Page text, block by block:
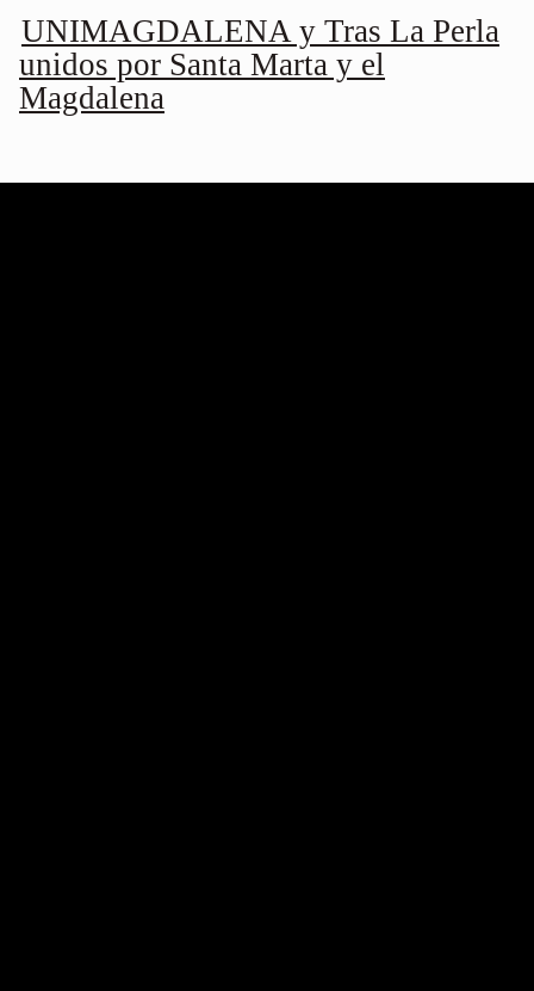
UNIMAGDALENA y Tras La Perla
unidos por Santa Marta y el
Magdalena